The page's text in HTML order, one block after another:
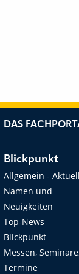
DAS
Blickpunkt
Allgemein -
Namen und
Neuigkeiten
Top-News
Blickpunkt
Messen,
Termine